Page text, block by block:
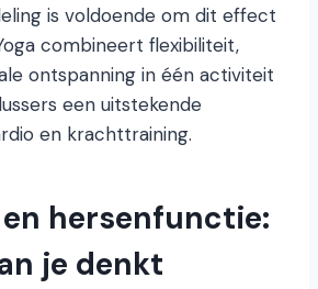
is voldoende om dit effect
combineert flexibiliteit,
ontspanning in één activiteit
een uitstekende
en krachttraining.
en hersenfunctie:
je denkt